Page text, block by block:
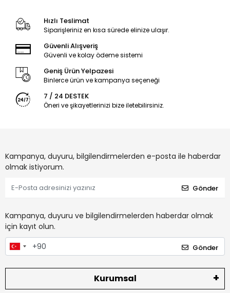
Hızlı Teslimat
Siparişleriniz en kısa sürede elinize ulaşır.
Güvenli Alışveriş
Güvenli ve kolay ödeme sistemi
Geniş Ürün Yelpazesi
Binlerce ürün ve kampanya seçeneği
7 / 24 DESTEK
Öneri ve şikayetlerinizi bize iletebilirsiniz.
Kampanya, duyuru, bilgilendirmelerden e-posta ile haberdar
olmak istiyorum.
Gönder
Kampanya, duyuru ve bilgilendirmelerden haberdar olmak
için kayıt olun.
Gönder
Kurumsal